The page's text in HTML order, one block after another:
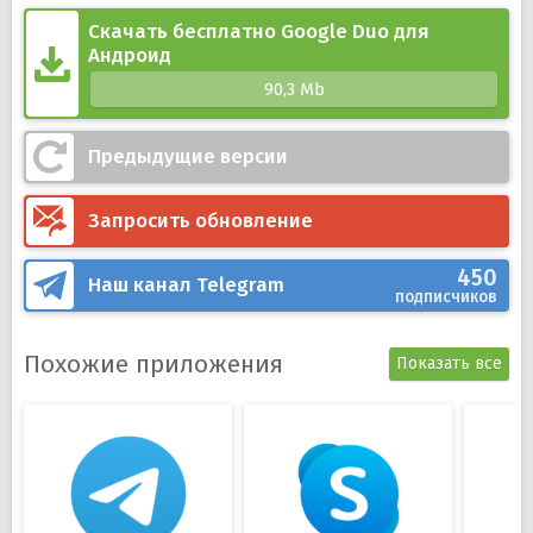
конференции;
Конфиденциальность во время групповых и
одиночных звонков.
Скачать бесплатно Google Duo для
Андроид
90,3 Mb
Предыдущие версии
Запросить обновление
Наш канал Telegram 450
подписчиков
Похожие приложения Показать все